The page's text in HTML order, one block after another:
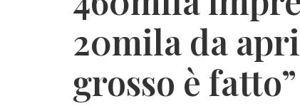
20mila da
grosso è fatto”